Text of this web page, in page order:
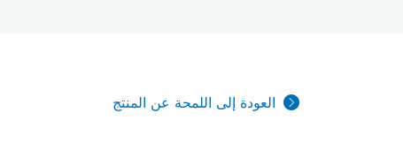
العودة إلى اللمحة عن المنتج